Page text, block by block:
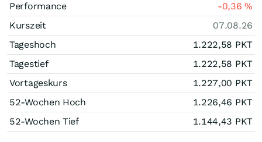
Performance
-0,36%
Kurszeit
07.08.26
Tageshoch
1.222,58 PKT
Tagestief
1.222,58 PKT
Vortageskurs
1.227,00 PKT
52-Wochen Hoch
1.226,46 PKT
52-Wochen Tief
1.144,43 PKT